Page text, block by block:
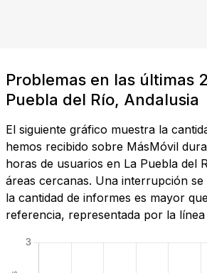
Problemas en las últimas
Puebla del Río, Andalusia
El siguiente gráfico muestra la
hemos recibido sobre MásMóvil
horas de usuarios en La Puebla del
áreas cercanas. Una interrupción
la cantidad de informes es mayor
referencia, representada por la línea